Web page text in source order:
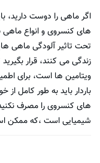
اگر ماهی را دوست
های کنسروی و انواع ماهی
تحت تاثیر آلودگی ماهی
زندگی می کنند، قرار
ویتامین ها است، برای
باردار باید به طور کامل
های کنسروی را مصرف نکنید
شیمیایی است ،که ممکن